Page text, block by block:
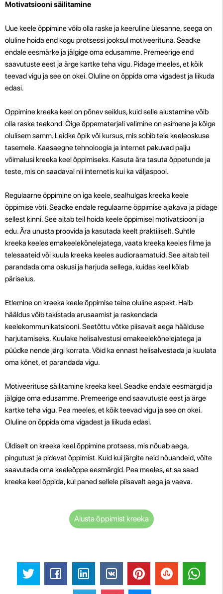
Motivatsiooni säilitamine
Uue keele õppimine võib olla raske ja keeruline ülesanne, seega on
oluline hoida end kogu protsessi jooksul motiveerituna. Seadke
endale eesmärke ja jälgige oma edusamme. Premeerige end
saavutuste eest ja ärge kartke teha vigu. Pidage meeles, et kõik
teevad vigu ja see on okei. Oluline on õppida oma vigadest ja liikuda
edasi.
Oppimine kreeka keel on põnev seiklus, kuid selle alustamine võib
olla raske teekond. Õige õppematerjali valimine on esimene ja kõige
olulisem samm. Leidke õpik või kursus, mis sobib teie keeleoskuse
tasemele. Kaasaegne tehnoloogia ja internet pakuvad palju
võimalusi kreeka keel õppimiseks. Kasuta ära tasuta õppetunde ja
teste, mis on saadaval nii internetis kui ka väljaspool.
Regulaarne õppimine on iga keele, sealhulgas kreeka keele
õppimise võti. Seadke endale regulaarne õppimise ajakava ja pidage
sellest kinni. See aitab teil hoida keele õppimisel motivatsiooni ja
edu. Ära unusta proovida ja kasutada keelt praktiliselt. Suhtle
kreeka keeles emakeelekõnelejatega, vaata kreeka keeles filme ja
telesaateid või kuula kreeka keeles audioraamatuid. See aitab teil
parandada oma oskusi ja harjuda sellega, kuidas keel kõlab
päriselus.
Etlemine on kreeka keele õppimise teine oluline aspekt. Halb
hääldus võib takistada arusaamist ja raskendada
keelekommunikatsiooni. Seetõttu võtke piisavalt aega häälduse
harjutamiseks. Kuulake helisalvestusi emakeelekõnelejatega ja
püüdke nende järgi korrata. Võid ka ennast helisalvestada ja kuulata
oma kõnet, et parandada vigu.
Motiveerituse säilitamine kreeka keel. Seadke endale eesmärgid ja
jälgige oma edusamme. Premeerige end saavutuste eest ja ärge
kartke teha vigu. Pea meeles, et kõik teevad vigu ja see on okei.
Oluline on õppida oma vigadest ja liikuda edasi.
Üldiselt on kreeka keel õppimine protsess, mis nõuab aega,
pingutust ja pidevat õppimist. Kuid kui järgite neid nõuandeid, võite
saavutada oma keeleõppe eesmärgid. Pea meeles, et sa saad
kreeka keel õppida, kui paned sellele piisavalt aega ja vaeva.
Alusta õppimist kreeka